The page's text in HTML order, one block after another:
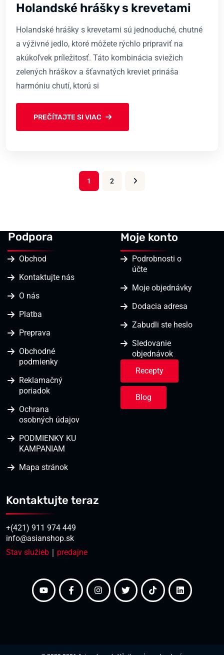
Holandské hrášky s krevetami
Holandské hrášky s krevetami sú jednoduché, chutné
a výživné jedlo, ktoré môžete rýchlo pripraviť na
akúkoľvek príležitosť. Táto kombinácia sviežich
zelených hráškov a šťavnatých kreviet prináša
harmóniu chutí, ktorú si
PREČÍTAJTE SI VIAC
1 2
Podpora
Obchod
Kontaktujte nás
O nás
Platba
Preprava
Obchodné
podmienky
Reklamačný
poriadok
Ochrana
osobných údajov
PODMIENKY KU
KAMPANIAM
Mapa stránok
Moje konto
Podrobnosti o
účte
Moje objednávky
Dodacia adresa
Zabudli ste heslo
Sledovanie
objednávok
Recepty
Blog
Kontaktujte teraz
+(421) 911 974 449
info@asianshop.sk
Stav služieb ｜ predajne